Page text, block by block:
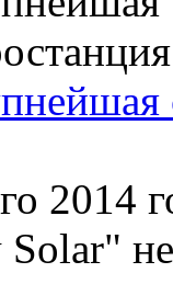
2014